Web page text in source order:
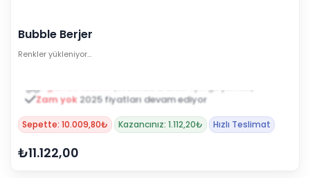
Bubble Berjer
Renkler yükleniyor…
Zam yok 2025 fiyatları devam ediyor
Sepette: 10.009,80₺ Kazancınız: 1.112,20₺ Hızlı Teslimat
₺11.122,00